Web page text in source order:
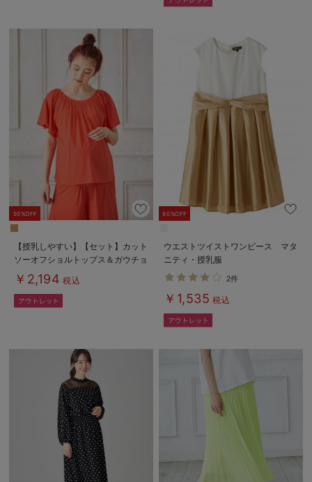
50%OFF
【授乳しやすい】【セット】カット
ソーオフショルトップス＆ガウチョ
パンツ
￥2,194 税込
80%OFF
ウエストツイストワンピース マタ
ニティ・授乳服
2件
￥1,535 税込